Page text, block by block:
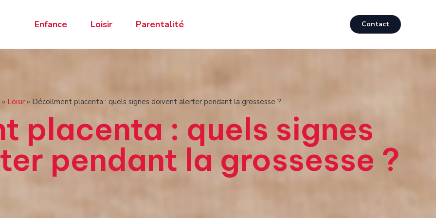
Enfance Loisir Parentalité Contact
» Loisir » Décollment placenta : quels signes doivent alerter pendant la grossesse ?
placenta : quels signes
pendant la grossesse ?